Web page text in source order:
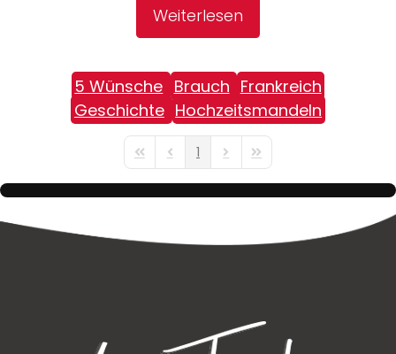
Weiterlesen
5 Wünsche Brauch Frankreich
Geschichte Hochzeitsmandeln
First PagePrevious Page
1 Next PageLast Page